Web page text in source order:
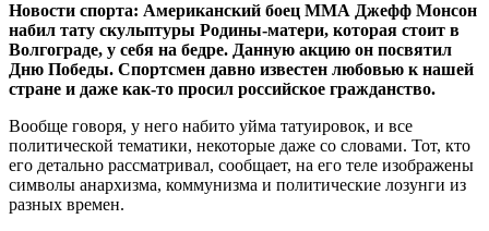
Новости спорта: Американский боец ММА Джефф Монсон
набил тату скульптуры Родины-матери, которая стоит в
Волгограде, у себя на бедре. Данную акцию он посвятил
Дню Победы. Спортсмен давно известен любовью к нашей
стране и даже как-то просил российское гражданство.
Вообще говоря, у него набито уйма татуировок, и все
политической тематики, некоторые даже со словами. Тот, кто
его детально рассматривал, сообщает, на его теле изображены
символы анархизма, коммунизма и политические лозунги из
разных времен.